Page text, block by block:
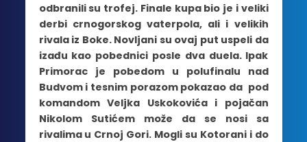
odbranili su trofej. Finale kupa bio je i veliki
derbi crnogorskog vaterpola, ali i velikih
rivala iz Boke. Novljani su ovaj put uspeli da
izađu kao pobednici posle dva duela. Ipak
Primorac je pobedom u polufinalu nad
Budvom i tesnim porazom pokazao da pod
komandom Veljka Uskokovića i pojačan
Nikolom Sutićem može da se nosi sa
rivalima u Crnoj Gori. Mogli su Kotorani i do